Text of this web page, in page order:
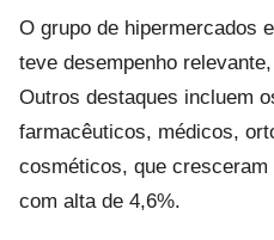
O grupo de hipermercados
teve desempenho
Outros destaques incluem
farmacêuticos, médicos,
cosméticos, que
com alta de 4,6%.